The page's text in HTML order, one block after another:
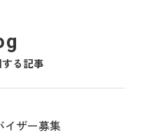
る記事
イザー募集